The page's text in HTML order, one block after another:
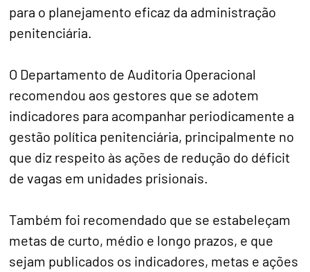
para o planejamento eficaz da administração
penitenciária.
O Departamento de Auditoria Operacional
recomendou aos gestores que se adotem
indicadores para acompanhar periodicamente a
gestão política penitenciária, principalmente no
que diz respeito às ações de redução do déficit
de vagas em unidades prisionais.
Também foi recomendado que se estabeleçam
metas de curto, médio e longo prazos, e que
sejam publicados os indicadores, metas e ações